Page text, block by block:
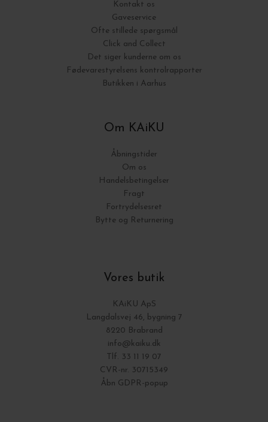
Kontakt os
Gaveservice
Ofte stillede spørgsmål
Click and Collect
Det siger kunderne om os
Fødevarestyrelsens kontrolrapporter
Butikken i Aarhus
Om KAiKU
Åbningstider
Om os
Handelsbetingelser
Fragt
Fortrydelsesret
Bytte og Returnering
Vores butik
KAiKU ApS
Langdalsvej 46, bygning 7
8220 Brabrand
info@kaiku.dk
Tlf. 33 11 19 07
CVR-nr. 30715349
Åbn GDPR-popup